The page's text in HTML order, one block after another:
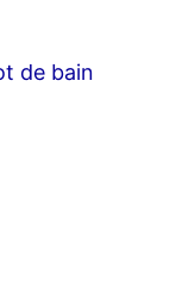
de bain